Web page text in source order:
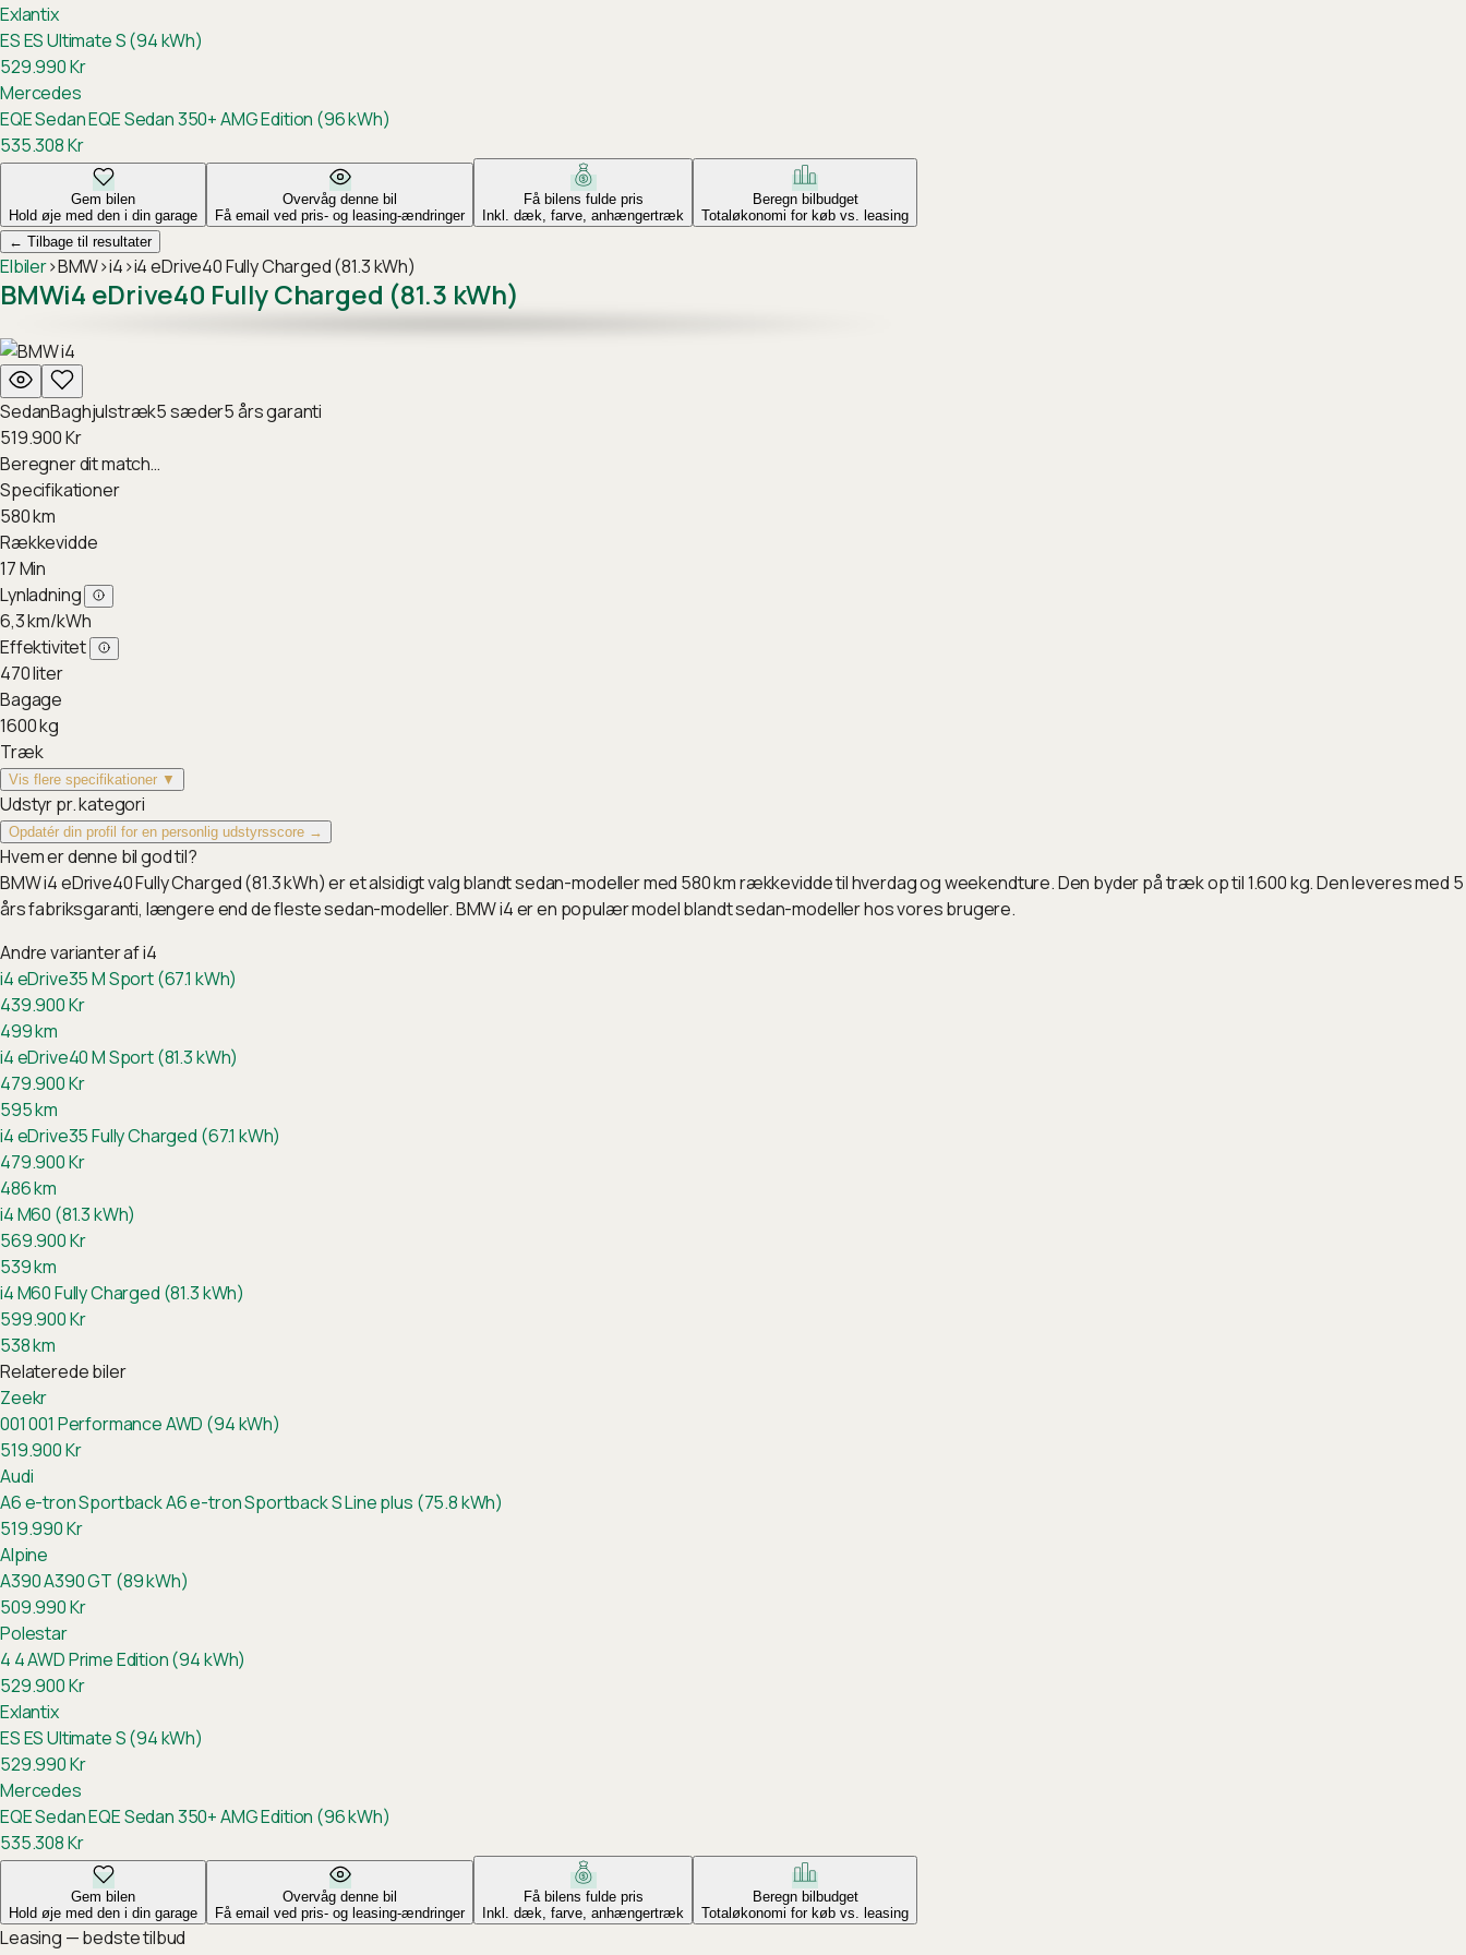
Exlantix
ESES Ultimate S (94 kWh)
529.990Kr
Mercedes
EQE SedanEQE Sedan 350+ AMG Edition (96 kWh)
535.308Kr
Gem bilen
Hold øje med den i din garage
Overvåg denne bil
Få email ved pris- og leasing-ændringer
Få bilens fulde pris
Inkl. dæk, farve, anhængertræk
Beregn bilbudget
Totaløkonomi for køb vs. leasing
← Tilbage til resultater
Elbiler›BMW›i4›i4 eDrive40 Fully Charged (81.3 kWh)
BMWi4 eDrive40 Fully Charged (81.3 kWh)
SedanBaghjulstræk5sæder5års garanti
519.900Kr
Beregner dit match…
Specifikationer
580km
Rækkevidde
17Min
Lynladning
6,3km/kWh
Effektivitet
470liter
Bagage
1600kg
Træk
Vis flere specifikationer ▼
Udstyr pr. kategori
Opdatér din profil for en personlig udstyrsscore →
Hvem er denne bil god til?
BMW i4 eDrive40 Fully Charged (81.3 kWh) er et alsidigt valg blandt sedan-modeller med 580 km rækkevidde til hverdag og weekendture. Den byder på træk op til 1.600 kg. Den leveres med 5
års fabriksgaranti, længere end de fleste sedan-modeller. BMW i4 er en populær model blandt sedan-modeller hos vores brugere.
Andre varianter afi4
i4 eDrive35 M Sport (67.1 kWh)
439.900Kr
499km
i4 eDrive40 M Sport (81.3 kWh)
479.900Kr
595km
i4 eDrive35 Fully Charged (67.1 kWh)
479.900Kr
486km
i4 M60 (81.3 kWh)
569.900Kr
539km
i4 M60 Fully Charged (81.3 kWh)
599.900Kr
538km
Relaterede biler
Zeekr
001001 Performance AWD (94 kWh)
519.900Kr
Audi
A6 e-tron SportbackA6 e-tron Sportback S Line plus (75.8 kWh)
519.990Kr
Alpine
A390A390 GT (89 kWh)
509.990Kr
Polestar
4 4 AWD Prime Edition (94 kWh)
529.900Kr
Exlantix
ESES Ultimate S (94 kWh)
529.990Kr
Mercedes
EQE SedanEQE Sedan 350+ AMG Edition (96 kWh)
535.308Kr
Gem bilen
Hold øje med den i din garage
Overvåg denne bil
Få email ved pris- og leasing-ændringer
Få bilens fulde pris
Inkl. dæk, farve, anhængertræk
Beregn bilbudget
Totaløkonomi for køb vs. leasing
Leasing — bedste tilbud